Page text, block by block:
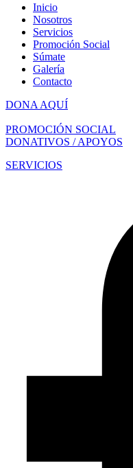
Inicio
Nosotros
Servicios
Promoción Social
Súmate
Galería
Contacto
DONA AQUÍ
PROMOCIÓN SOCIAL
DONATIVOS / APOYOS
SERVICIOS